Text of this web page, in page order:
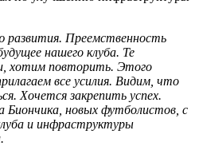
Преемственность
нашего клуба. Те
хотим повторить. Этого
все усилия. Видим, что
Хочется закрепить успех.
Биончика, новых футболистов, с
и инфраструктуры